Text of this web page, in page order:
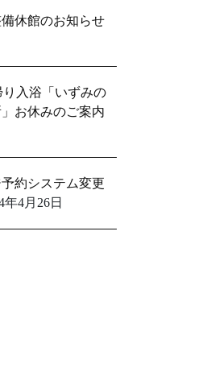
休館のお知らせ
り入浴「いずみの
お休みのご案内
予約システム変更
年4月26日